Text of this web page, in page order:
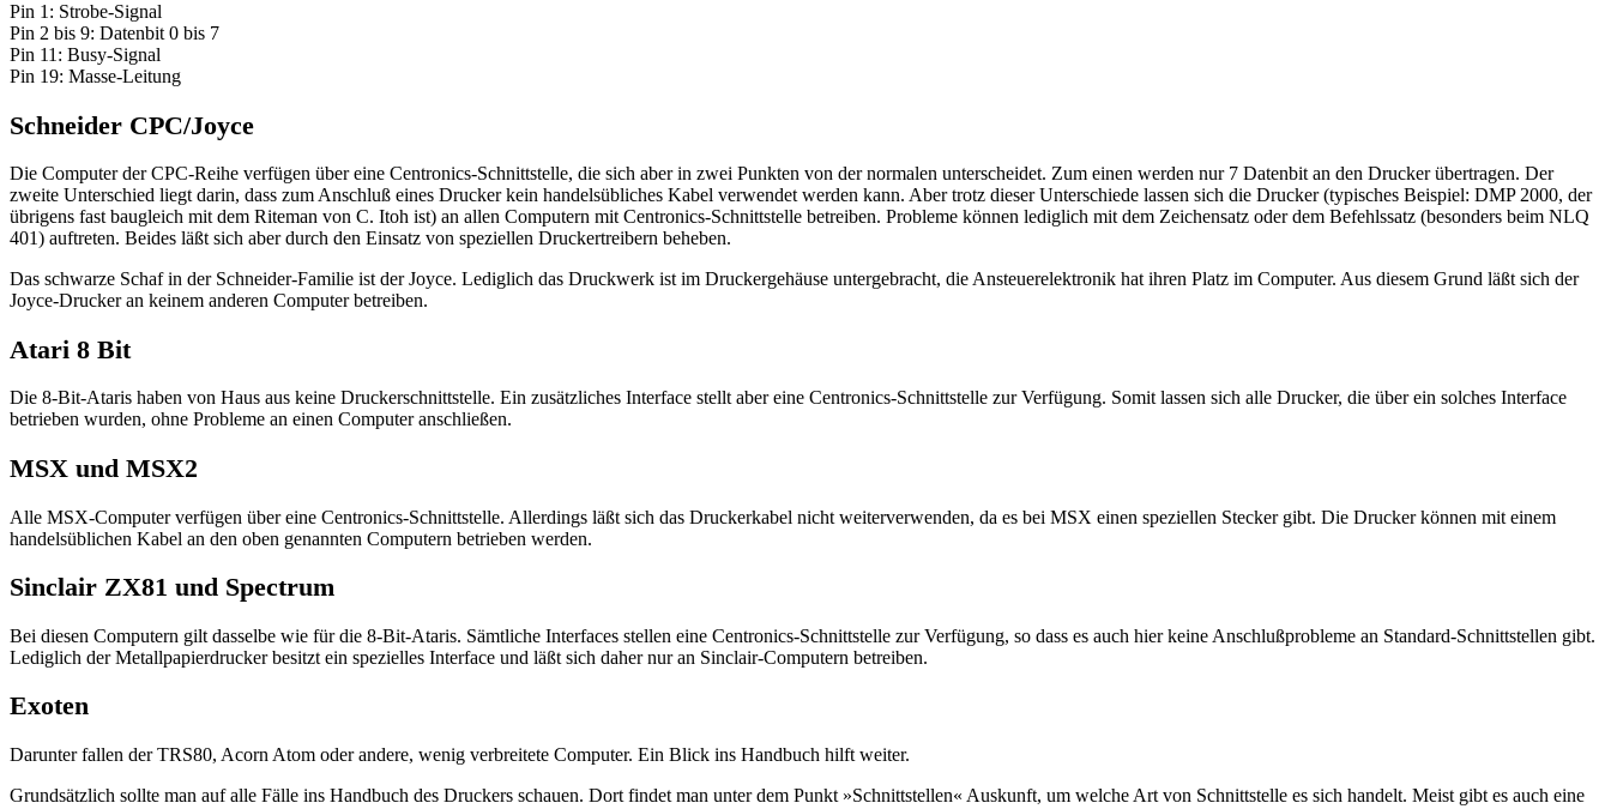
Pin 1: Strobe-Signal
Pin 2 bis 9: Datenbit 0 bis 7
Pin 11: Busy-Signal
Pin 19: Masse-Leitung
Schneider CPC/Joyce
Die Computer der CPC-Reihe verfügen über eine Centronics-Schnittstelle, die sich aber in zwei Punkten von der normalen unterscheidet. Zum einen werden nur 7 Datenbit an den Drucker übertragen. Der
zweite Unterschied liegt darin, dass zum Anschluß eines Drucker kein handelsübliches Kabel verwendet werden kann. Aber trotz dieser Unterschiede lassen sich die Drucker (typisches Beispiel: DMP 2000, der
übrigens fast baugleich mit dem Riteman von C. Itoh ist) an allen Computern mit Centronics-Schnittstelle betreiben. Probleme können lediglich mit dem Zeichensatz oder dem Befehlssatz (besonders beim NLQ
401) auftreten. Beides läßt sich aber durch den Einsatz von speziellen Druckertreibern beheben.
Das schwarze Schaf in der Schneider-Familie ist der Joyce. Lediglich das Druckwerk ist im Druckergehäuse untergebracht, die Ansteuerelektronik hat ihren Platz im Computer. Aus diesem Grund läßt sich der
Joyce-Drucker an keinem anderen Computer betreiben.
Atari 8 Bit
Die 8-Bit-Ataris haben von Haus aus keine Druckerschnittstelle. Ein zusätzliches Interface stellt aber eine Centronics-Schnittstelle zur Verfügung. Somit lassen sich alle Drucker, die über ein solches Interface
betrieben wurden, ohne Probleme an einen Computer anschließen.
MSX und MSX2
Alle MSX-Computer verfügen über eine Centronics-Schnittstelle. Allerdings läßt sich das Druckerkabel nicht weiterverwenden, da es bei MSX einen speziellen Stecker gibt. Die Drucker können mit einem
handelsüblichen Kabel an den oben genannten Computern betrieben werden.
Sinclair ZX81 und Spectrum
Bei diesen Computern gilt dasselbe wie für die 8-Bit-Ataris. Sämtliche Interfaces stellen eine Centronics-Schnittstelle zur Verfügung, so dass es auch hier keine Anschlußprobleme an Standard-Schnittstellen gibt.
Lediglich der Metallpapierdrucker besitzt ein spezielles Interface und läßt sich daher nur an Sinclair-Computern betreiben.
Exoten
Darunter fallen der TRS80, Acorn Atom oder andere, wenig verbreitete Computer. Ein Blick ins Handbuch hilft weiter.
Grundsätzlich sollte man auf alle Fälle ins Handbuch des Druckers schauen. Dort findet man unter dem Punkt »Schnittstellen« Auskunft, um welche Art von Schnittstelle es sich handelt. Meist gibt es auch eine